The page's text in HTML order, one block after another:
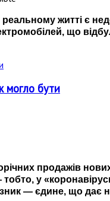
житті є
що
могло бути
продажів
тобто, у
— єдине, що дає